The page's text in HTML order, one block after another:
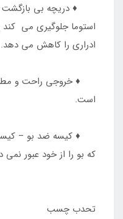
♦️ دریچه بی بازگشت –
استوما جلوگیری می کند
ادراری را کاهش می دهد.
♦️ خروجی راحت و
است.
♦️ کیسه ضد بو –
که بو را از خود عبور نمی
تحدب چسب